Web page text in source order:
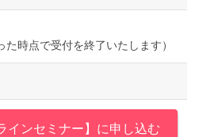
た時点で受付を終了いたします）
インセミナー】に申し込む